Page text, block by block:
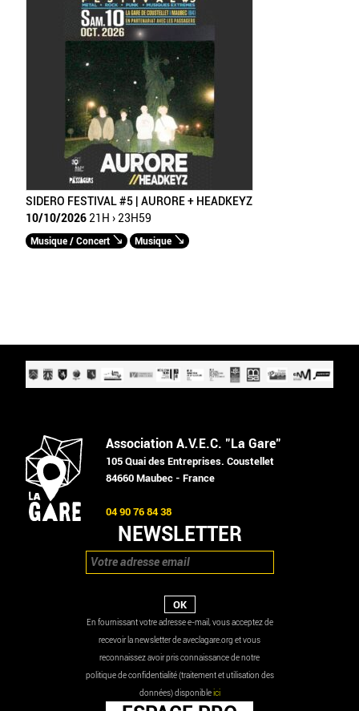
SIDERO FESTIVAL #5 | AURORE + HEADKEYZ
10/10/2026 21H › 23H59
Musique / Concert Musique
Association A.V.E.C. "La Gare"
105 Quai des Entreprises. Coustellet
84660 Maubec - France
04 90 76 84 38
NEWSLETTER
En fournissant votre adresse e-mail, vous acceptez de
recevoir la newsletter de aveclagare.org et vous
reconnaissez avoir pris connaissance de notre
politique de confidentialité (traitement et utilisation des
données) disponibleici